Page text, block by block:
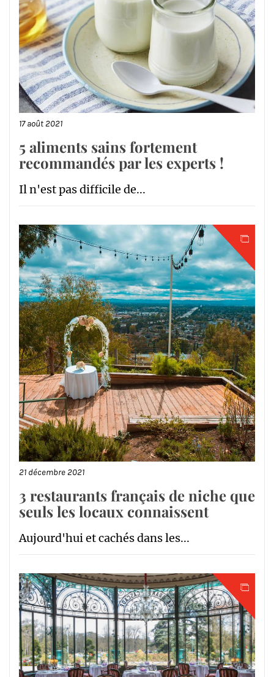
17 août 2021
5 aliments sains fortement
recommandés par les experts !
Il n'est pas difficile de...
21 décembre 2021
3 restaurants français de niche que
seuls les locaux connaissent
Aujourd'hui et cachés dans les...